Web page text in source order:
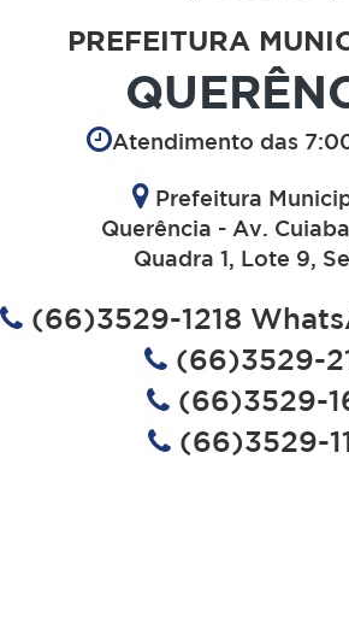
PREFEITURA
Atendimento das
Prefeitura
Querência - Av.
Quadra 1, Lote 9,
(66)3529-1218
(66)3529-
(66)3529-
(66)3529-